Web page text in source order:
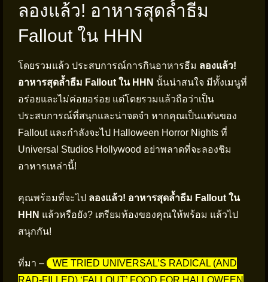
ลองแล้ว! อาหารสุดล้ำธีม
Fallout ใน HHN
โดยรวมแล้ว ประสบการณ์การกินอาหารธีม ลองแล้ว!
อาหารสุดล้ำธีม Fallout ใน HHN นั้นน่าสนใจ มีทั้งเมนูที่
อร่อยและไม่ค่อยอร่อย แต่โดยรวมแล้วถือว่าเป็น
ประสบการณ์ที่สนุกและน่าจดจำ หากคุณเป็นแฟนของ
Fallout และกำลังจะไป Halloween Horror Nights ที่
Universal Studios Hollywood อย่าพลาดที่จะลองชิม
อาหารเหล่านี้!
คุณพร้อมที่จะไป ลองแล้ว! อาหารสุดล้ำธีม Fallout ใน
HHN แล้วหรือยัง? เตรียมท้องของคุณให้พร้อม แล้วไป
สนุกกัน!
ที่มา –
WE TRIED UNIVERSAL’S RADICAL (AND
RAD-FILLED) ‘FALLOUT’ FOOD FOR HALLOWEEN